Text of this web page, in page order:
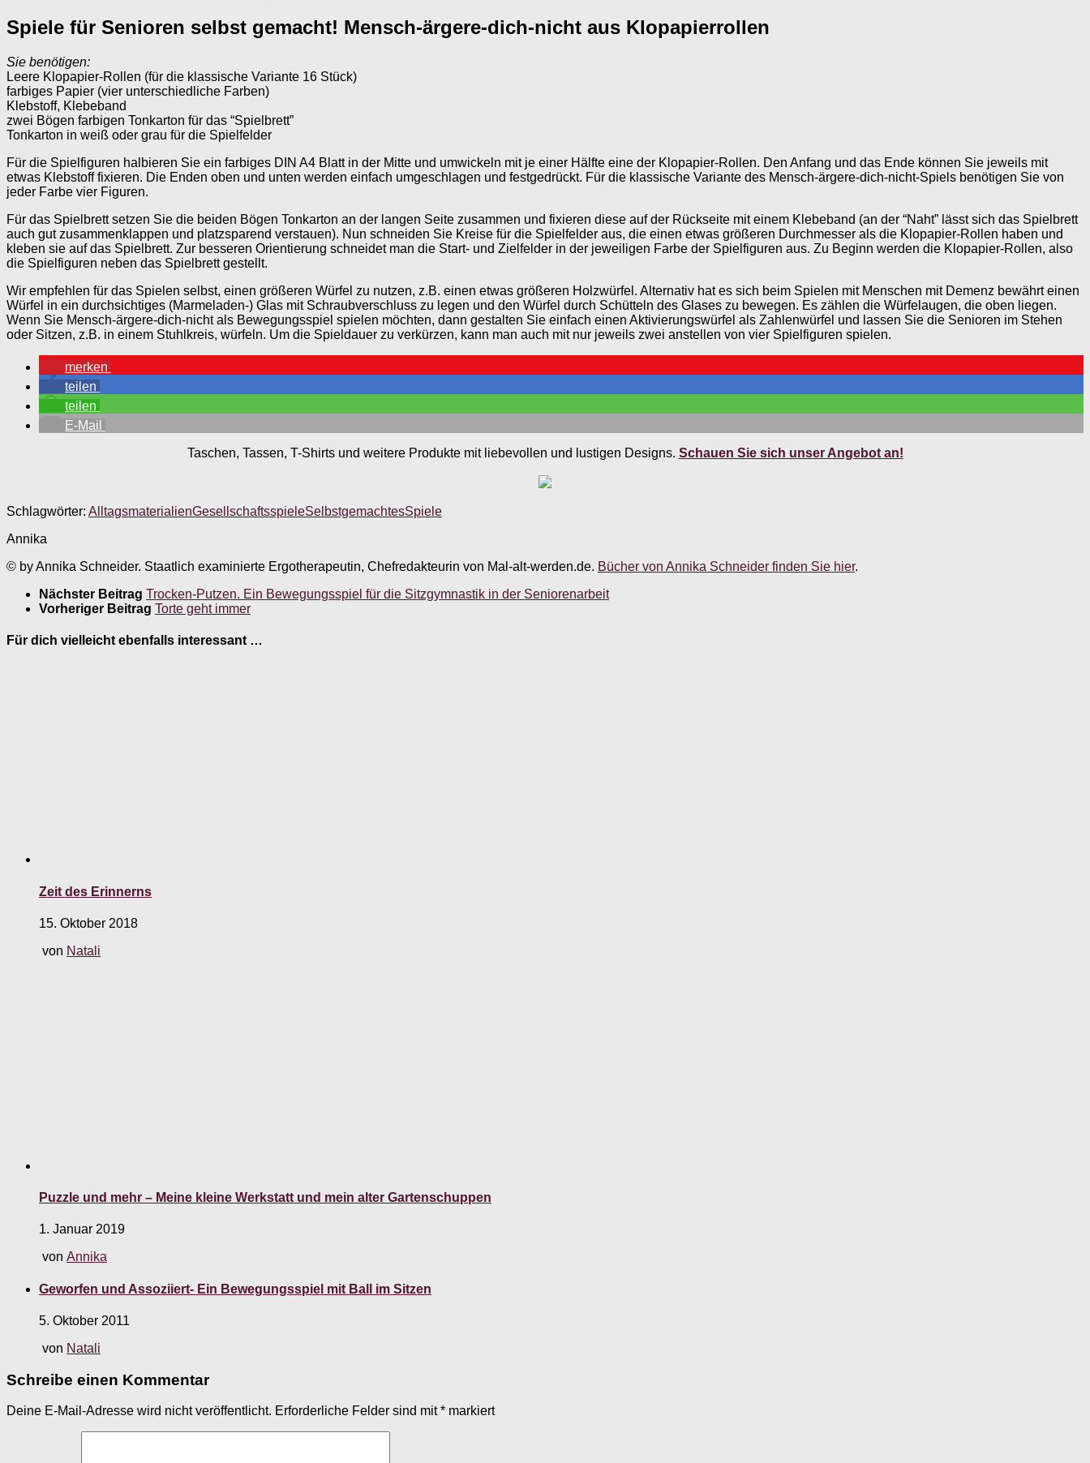
Spiele für Senioren selbst gemacht! Mensch-ärgere-dich-nicht aus Klopapierrollen
Sie benötigen:
Leere Klopapier-Rollen (für die klassische Variante 16 Stück)
farbiges Papier (vier unterschiedliche Farben)
Klebstoff, Klebeband
zwei Bögen farbigen Tonkarton für das “Spielbrett”
Tonkarton in weiß oder grau für die Spielfelder
Für die Spielfiguren halbieren Sie ein farbiges DIN A4 Blatt in der Mitte und umwickeln mit je einer Hälfte eine der Klopapier-Rollen. Den Anfang und das Ende können Sie jeweils mit
etwas Klebstoff fixieren. Die Enden oben und unten werden einfach umgeschlagen und festgedrückt. Für die klassische Variante des Mensch-ärgere-dich-nicht-Spiels benötigen Sie von
jeder Farbe vier Figuren.
Für das Spielbrett setzen Sie die beiden Bögen Tonkarton an der langen Seite zusammen und fixieren diese auf der Rückseite mit einem Klebeband (an der “Naht” lässt sich das Spielbrett
auch gut zusammenklappen und platzsparend verstauen). Nun schneiden Sie Kreise für die Spielfelder aus, die einen etwas größeren Durchmesser als die Klopapier-Rollen haben und
kleben sie auf das Spielbrett. Zur besseren Orientierung schneidet man die Start- und Zielfelder in der jeweiligen Farbe der Spielfiguren aus. Zu Beginn werden die Klopapier-Rollen, also
die Spielfiguren neben das Spielbrett gestellt.
Wir empfehlen für das Spielen selbst, einen größeren Würfel zu nutzen, z.B. einen etwas größeren Holzwürfel. Alternativ hat es sich beim Spielen mit Menschen mit Demenz bewährt einen
Würfel in ein durchsichtiges (Marmeladen-) Glas mit Schraubverschluss zu legen und den Würfel durch Schütteln des Glases zu bewegen. Es zählen die Würfelaugen, die oben liegen.
Wenn Sie Mensch-ärgere-dich-nicht als Bewegungsspiel spielen möchten, dann gestalten Sie einfach einen Aktivierungswürfel als Zahlenwürfel und lassen Sie die Senioren im Stehen
oder Sitzen, z.B. in einem Stuhlkreis, würfeln. Um die Spieldauer zu verkürzen, kann man auch mit nur jeweils zwei anstellen von vier Spielfiguren spielen.
merken
teilen
teilen
E-Mail
Taschen, Tassen, T-Shirts und weitere Produkte mit liebevollen und lustigen Designs. Schauen Sie sich unser Angebot an!
Schlagwörter: AlltagsmaterialienGesellschaftsspieleSelbstgemachtesSpiele
Annika
© by Annika Schneider. Staatlich examinierte Ergotherapeutin, Chefredakteurin von Mal-alt-werden.de. Bücher von Annika Schneider finden Sie hier.
Nächster Beitrag Trocken-Putzen. Ein Bewegungsspiel für die Sitzgymnastik in der Seniorenarbeit
Vorheriger Beitrag Torte geht immer
Für dich vielleicht ebenfalls interessant …
Zeit des Erinnerns
15. Oktober 2018
von Natali
Puzzle und mehr – Meine kleine Werkstatt und mein alter Gartenschuppen
1. Januar 2019
von Annika
Geworfen und Assoziiert- Ein Bewegungsspiel mit Ball im Sitzen
5. Oktober 2011
von Natali
Schreibe einen Kommentar
Deine E-Mail-Adresse wird nicht veröffentlicht. Erforderliche Felder sind mit* markiert